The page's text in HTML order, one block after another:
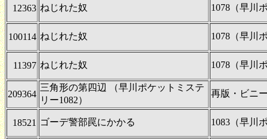
12363 ねじれた奴 1078（早川
100114 ねじれた奴 1078（早川
11397 ねじれた奴 1078（早川
209364
三角形の第四辺 （早川ポケットミステ
リー1082）
再版・ビニ
18521 ゴーデ警部罠にかかる 1083（早川